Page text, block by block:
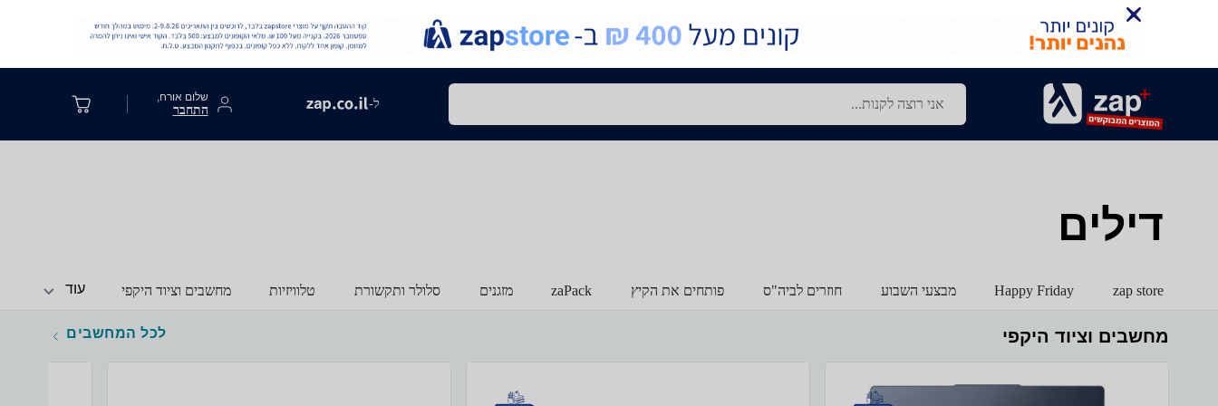
ל- שלום אורח,
התחבר
דילים
zap store
Happy Friday מבצעי השבוע חוזרים לביה"ס פותחים את הקיץ zaPack מזגנים סלולר ותקשורת טלוויזיות מחשבים וציוד היקפי עוד
מחשבים וציוד היקפי לכל המחשבים